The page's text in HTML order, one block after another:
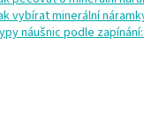
vybírat minerální
náušnic podle